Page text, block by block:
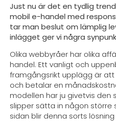
Just nu är det en tydlig
mobil e-handel med
tar man beslut om lämplig
inlägget ger vi några
Olika webbyråer har olika
handel. Ett vanligt och
framgångsrikt upplägg är
och betalar en
modellen har ju givetvis
slipper sätta in någon större
sidan blir denna sorts